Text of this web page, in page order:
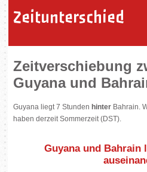
Zeitunterschied
Zeitverschiebung
Guyana und
Guyana liegt 7 Stundenhinter Bahrain.
haben derzeit Sommerzeit (DST).
Guyana und Bahrain